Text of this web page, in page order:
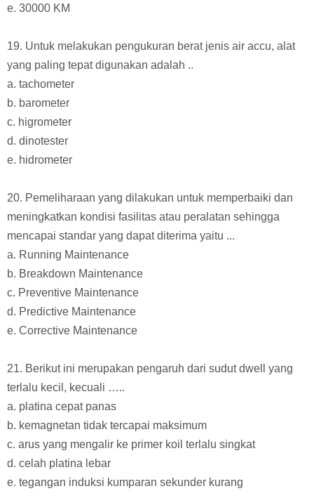
e. 30000 KM
19. Untuk melakukan pengukuran berat jenis air accu, alat
yang paling tepat digunakan adalah ..
a. tachometer
b. barometer
c. higrometer
d. dinotester
e. hidrometer
20. Pemeliharaan yang dilakukan untuk memperbaiki dan
meningkatkan kondisi fasilitas atau peralatan sehingga
mencapai standar yang dapat diterima yaitu ...
a. Running Maintenance
b. Breakdown Maintenance
c. Preventive Maintenance
d. Predictive Maintenance
e. Corrective Maintenance
21. Berikut ini merupakan pengaruh dari sudut dwell yang
terlalu kecil, kecuali …..
a. platina cepat panas
b. kemagnetan tidak tercapai maksimum
c. arus yang mengalir ke primer koil terlalu singkat
d. celah platina lebar
e. tegangan induksi kumparan sekunder kurang